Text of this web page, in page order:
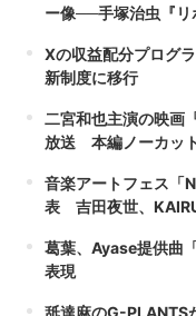
ー像──手塚治虫『リ
Xの収益配分プログ
新制度に移行
二宮和也主演の映画
放送 本編ノーカッ
音楽アートフェス「
表 吉田夜世、
葛葉、Ayase提供曲
表現
舐達麻のG-PLANTS